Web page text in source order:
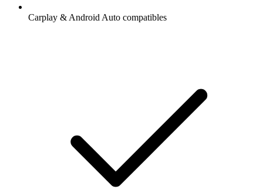
Carplay & Android Auto compatibles